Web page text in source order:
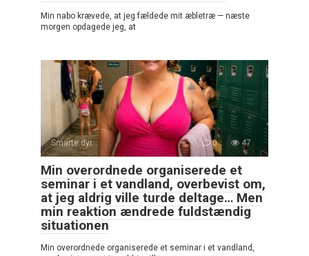
Min nabo krævede, at jeg fældede mit æbletræ — næste
morgen opdagede jeg, at
Smarte dyr 0 47
Min overordnede organiserede et
seminar i et vandland, overbevist om,
at jeg aldrig ville turde deltage… Men
min reaktion ændrede fuldstændig
situationen
Min overordnede organiserede et seminar i et vandland,